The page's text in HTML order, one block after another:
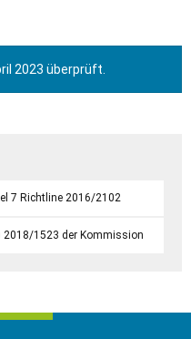
2023 überprüft.
7 Richtline 2016/2102
2018/1523 der Kommission